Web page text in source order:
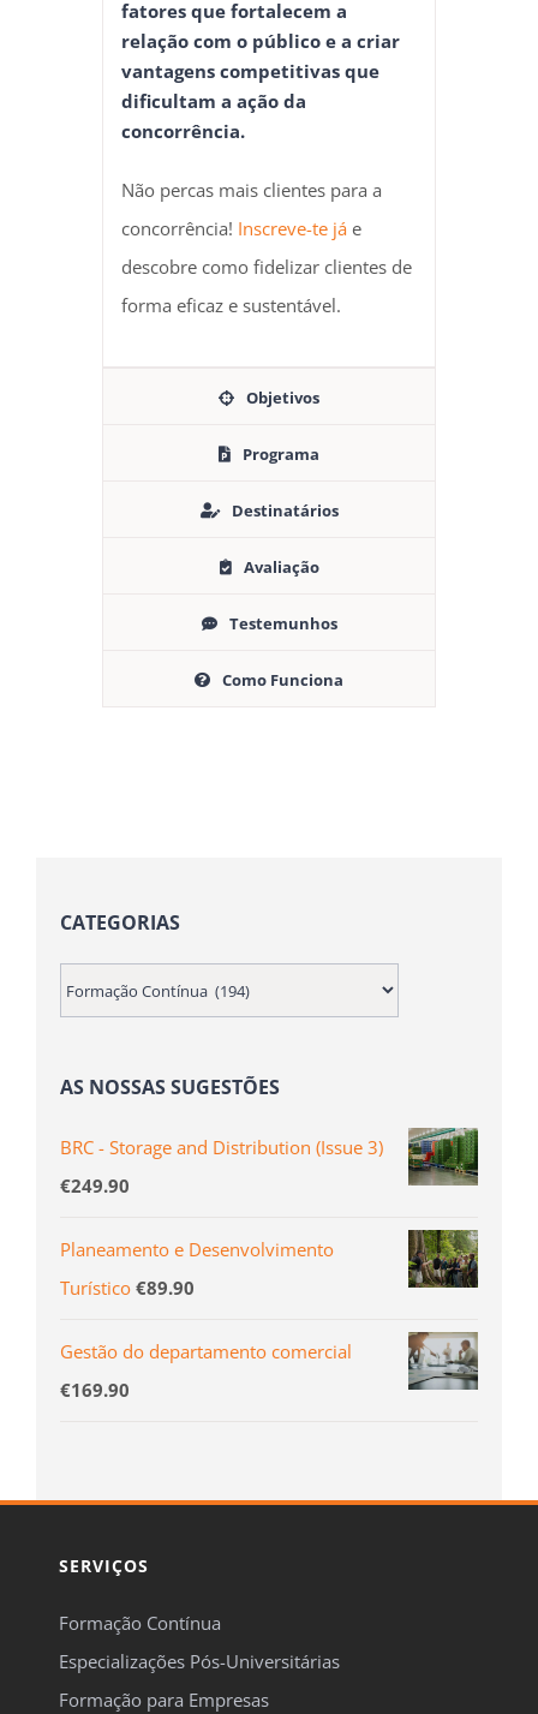
fatores que fortalecem a
relação com o público e a criar
vantagens competitivas que
dificultam a ação da
concorrência.
Não percas mais clientes para a
concorrência! Inscreve-te jáe
descobre como fidelizar clientes de
forma eficaz e sustentável.
Objetivos
Programa
Destinatários
Avaliação
Testemunhos
Como Funciona
CATEGORIAS
AS NOSSAS SUGESTÕES
BRC - Storage and Distribution (Issue 3)
€249.90
Planeamento e Desenvolvimento
Turístico €89.90
Gestão do departamento comercial
€169.90
SERVIÇOS
Formação Contínua
Especializações Pós-Universitárias
Formação para Empresas